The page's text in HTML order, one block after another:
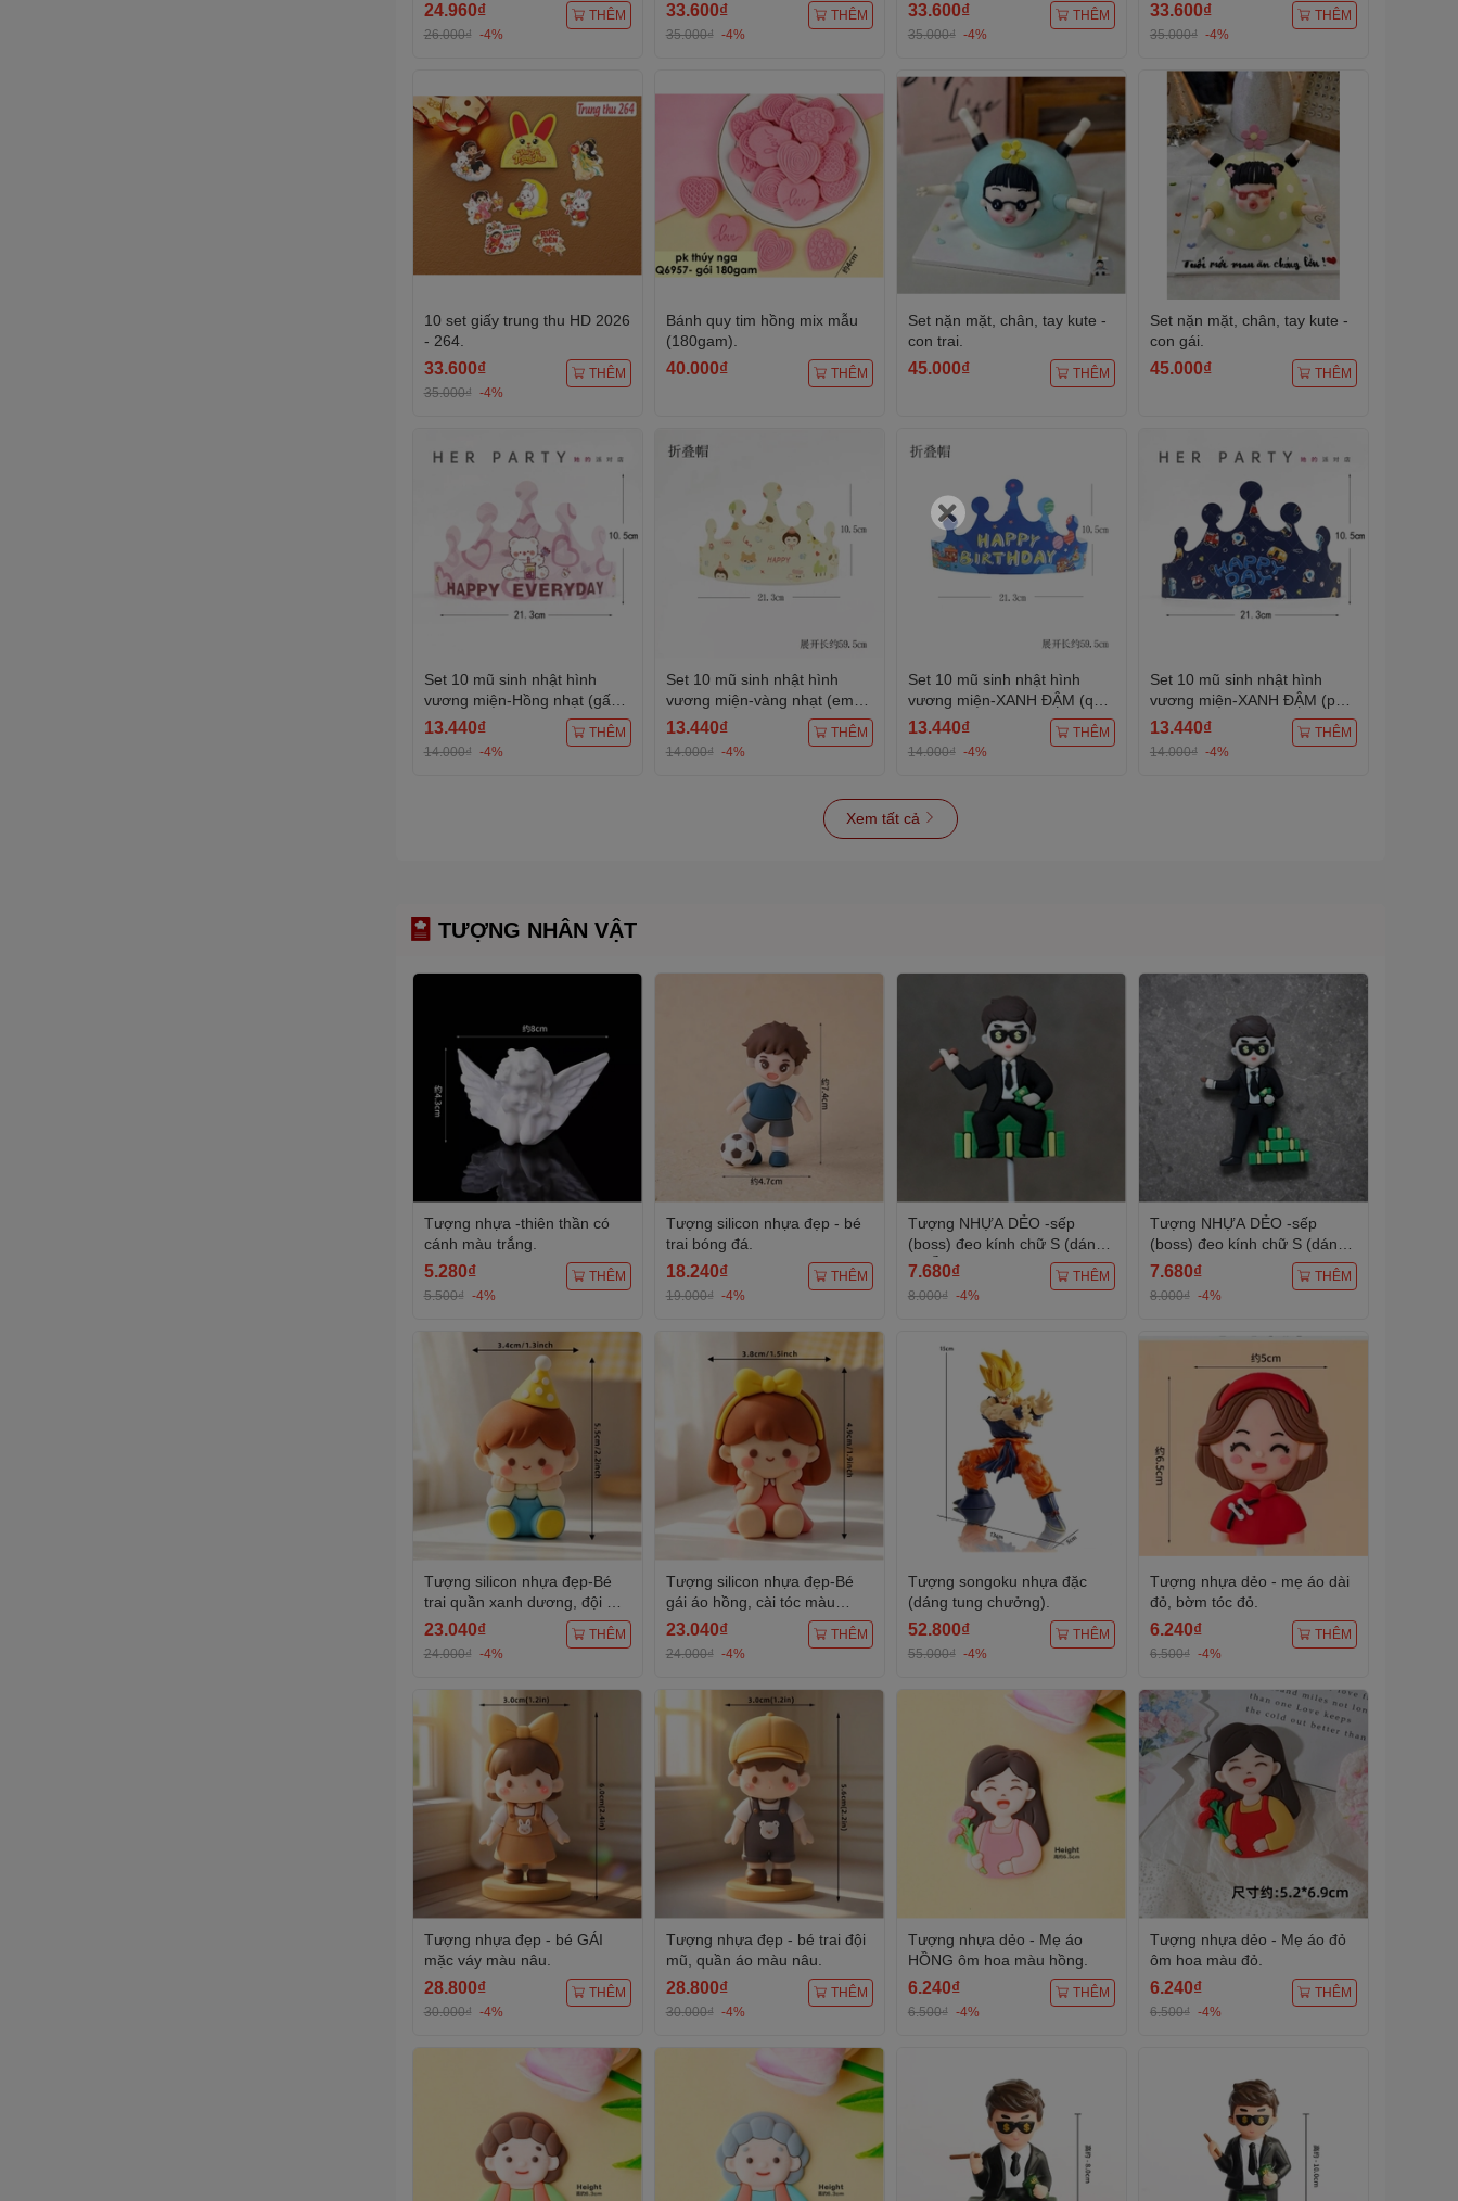
24.960₫
26.000₫ -4%
THÊM 33.600₫
35.000₫ -4%
THÊM 33.600₫
35.000₫ -4%
THÊM 33.600₫
35.000₫ -4%
THÊM
10 set giấy trung thu HD 2026
- 264.
33.600₫
35.000₫ -4%
THÊM
Bánh quy tim hồng mix mẫu
(180gam).
40.000₫ THÊM
Set nặn mặt, chân, tay kute -
con trai.
45.000₫ THÊM
Set nặn mặt, chân, tay kute -
con gái.
45.000₫ THÊM
Set 10 mũ sinh nhật hình
vương miện-Hồng nhạt (gấu
trà sữa).
13.440₫
14.000₫ -4%
THÊM
Set 10 mũ sinh nhật hình
vương miện-vàng nhạt (em
bé kute).
13.440₫
14.000₫ -4%
THÊM
Set 10 mũ sinh nhật hình
vương miện-XANH ĐẬM (quà
mũ bóng).
13.440₫
14.000₫ -4%
THÊM
Set 10 mũ sinh nhật hình
vương miện-XANH ĐẬM (phi
hành gia).
13.440₫
14.000₫ -4%
THÊM
Xem tất cả
TƯỢNG NHÂN VẬT
Tượng nhựa -thiên thần có
cánh màu trắng.
5.280₫
5.500₫ -4%
THÊM
Tượng silicon nhựa đẹp - bé
trai bóng đá.
18.240₫
19.000₫ -4%
THÊM
Tượng NHỰA DẺO -sếp
(boss) đeo kính chữ S (dáng
NGỒI).
7.680₫
8.000₫ -4%
THÊM
Tượng NHỰA DẺO -sếp
(boss) đeo kính chữ S (dáng
đứng).
7.680₫
8.000₫ -4%
THÊM
Tượng silicon nhựa đẹp-Bé
trai quần xanh dương, đội mũ
sinh nhật màu vàng chấm
23.040₫
24.000₫ -4%
THÊM
Tượng silicon nhựa đẹp-Bé
gái áo hồng, cài tóc màu
vàng.
23.040₫
24.000₫ -4%
THÊM
Tượng songoku nhựa đặc
(dáng tung chưởng).
52.800₫
55.000₫ -4%
THÊM
Tượng nhựa dẻo - mẹ áo dài
đỏ, bờm tóc đỏ.
6.240₫
6.500₫ -4%
THÊM
Tượng nhựa đẹp - bé GÁI
mặc váy màu nâu.
28.800₫
30.000₫ -4%
THÊM
Tượng nhựa đẹp - bé trai đội
mũ, quần áo màu nâu.
28.800₫
30.000₫ -4%
THÊM
Tượng nhựa dẻo - Mẹ áo
HỒNG ôm hoa màu hồng.
6.240₫
6.500₫ -4%
THÊM
Tượng nhựa dẻo - Mẹ áo đỏ
ôm hoa màu đỏ.
6.240₫
6.500₫ -4%
THÊM